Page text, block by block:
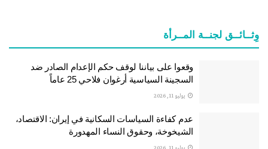
وِثــائــق لجنــة المــرأة
وقعوا على بياننا لوقف حكم الإعدام الصادر ضد
السجينة السياسية أرغوان فلاحي 25 عاماً
يوليو 11, 2026
عدم كفاءة السياسات السكانية في إيران: الاقتصاد،
الشيخوخة، وحقوق النساء المهدورة